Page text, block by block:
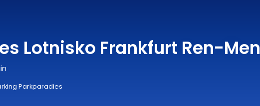
Lotnisko Frankfurt Ren-Men
Parkparadies